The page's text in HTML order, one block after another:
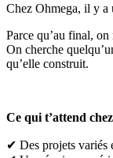
Chez Ohmega, il y a
Parce qu’au final,
On cherche
qu’elle construit.
Ce qui t’attend
✔ Des projets variés